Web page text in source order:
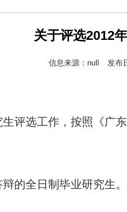
关于评选2012
信息来源：null 发布
评选工作，按照《广
的全日制毕业研究生。